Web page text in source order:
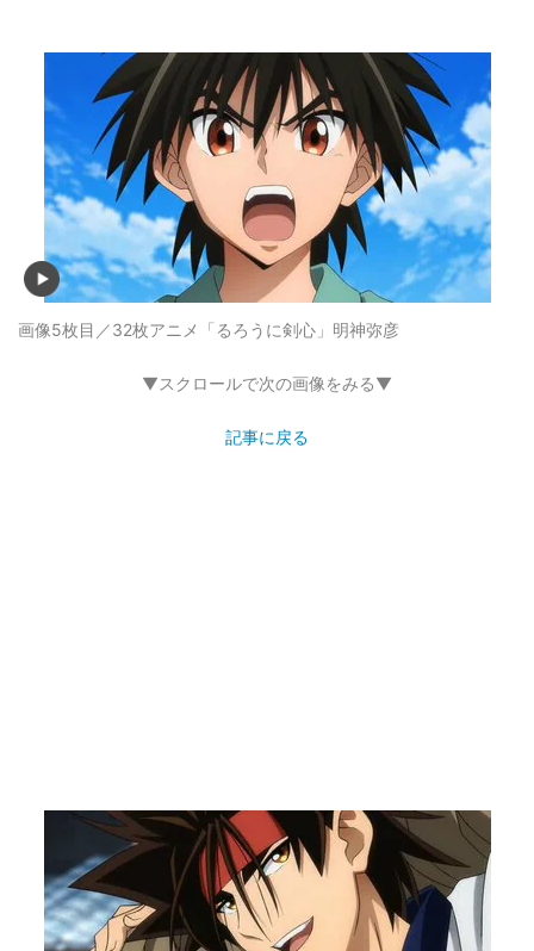
画像5枚目／32枚アニメ「るろうに剣心」明神弥彦
▼スクロールで次の画像をみる▼
記事に戻る